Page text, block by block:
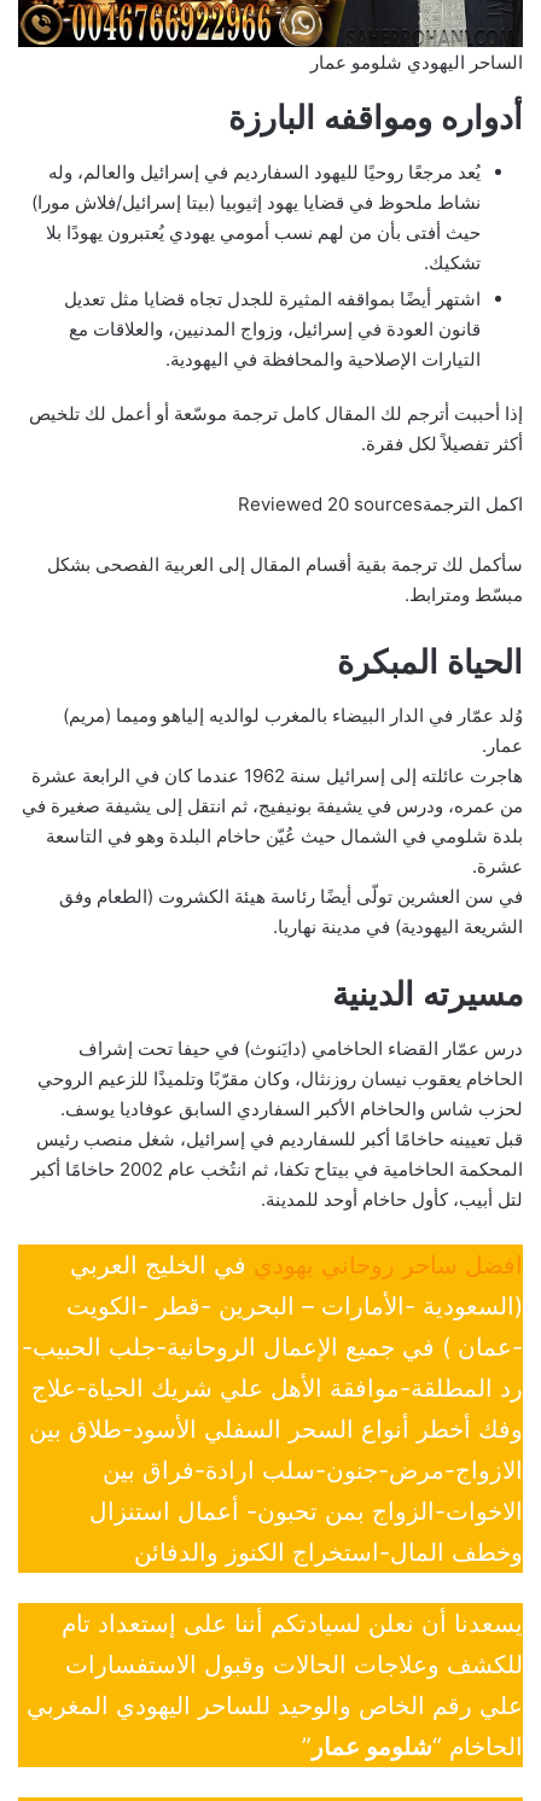
الساحر اليهودي شلومو عمار
أدواره ومواقفه البارزة
يُعد مرجعًا روحيًا لليهود السفارديم في إسرائيل والعالم، وله
نشاط ملحوظ في قضايا يهود إثيوبيا (بيتا إسرائيل/فلاش مورا)
حيث أفتى بأن من لهم نسب أمومي يهودي يُعتبرون يهودًا بلا
تشكيك.
اشتهر أيضًا بمواقفه المثيرة للجدل تجاه قضايا مثل تعديل
قانون العودة في إسرائيل، وزواج المدنيين، والعلاقات مع
التيارات الإصلاحية والمحافظة في اليهودية.
إذا أحببت أترجم لك المقال كامل ترجمة موسّعة أو أعمل لك تلخيص
أكثر تفصيلاً لكل فقرة.
اكمل الترجمةReviewed 20 sources
سأكمل لك ترجمة بقية أقسام المقال إلى العربية الفصحى بشكل
مبسّط ومترابط.
الحياة المبكرة
وُلد عمّار في الدار البيضاء بالمغرب لوالديه إلياهو وميما (مريم)
عمار.
هاجرت عائلته إلى إسرائيل سنة 1962 عندما كان في الرابعة عشرة
من عمره، ودرس في يشيفة بونيفيج، ثم انتقل إلى يشيفة صغيرة في
بلدة شلومي في الشمال حيث عُيّن حاخام البلدة وهو في التاسعة
عشرة.
في سن العشرين تولّى أيضًا رئاسة هيئة الكشروت (الطعام وفق
الشريعة اليهودية) في مدينة نهاريا.
مسيرته الدينية
درس عمّار القضاء الحاخامي (دايَنوث) في حيفا تحت إشراف
الحاخام يعقوب نيسان روزنثال، وكان مقرّبًا وتلميذًا للزعيم الروحي
لحزب شاس والحاخام الأكبر السفاردي السابق عوفاديا يوسف.
قبل تعيينه حاخامًا أكبر للسفارديم في إسرائيل، شغل منصب رئيس
المحكمة الحاخامية في بيتاح تكفا، ثم انتُخب عام 2002 حاخامًا أكبر
لتل أبيب، كأول حاخام أوحد للمدينة.
افضل ساحر روحاني يهودي في الخليج العربي
(السعودية -الأمارات – البحرين -قطر -الكويت
-عمان ) في جميع الإعمال الروحانية-جلب الحبيب-
رد المطلقة-موافقة الأهل علي شريك الحياة-علاج
وفك أخطر أنواع السحر السفلي الأسود-طلاق بين
الازواج-مرض-جنون-سلب ارادة-فراق بين
الاخوات-الزواج بمن تحبون- أعمال استنزال
وخطف المال-استخراج الكنوز والدفائن
يسعدنا أن نعلن لسيادتكم أننا على إستعداد تام
للكشف وعلاجات الحالات وقبول الاستفسارات
علي رقم الخاص والوحيد للساحر اليهودي المغربي
الحاخام “شلومو عمار ”